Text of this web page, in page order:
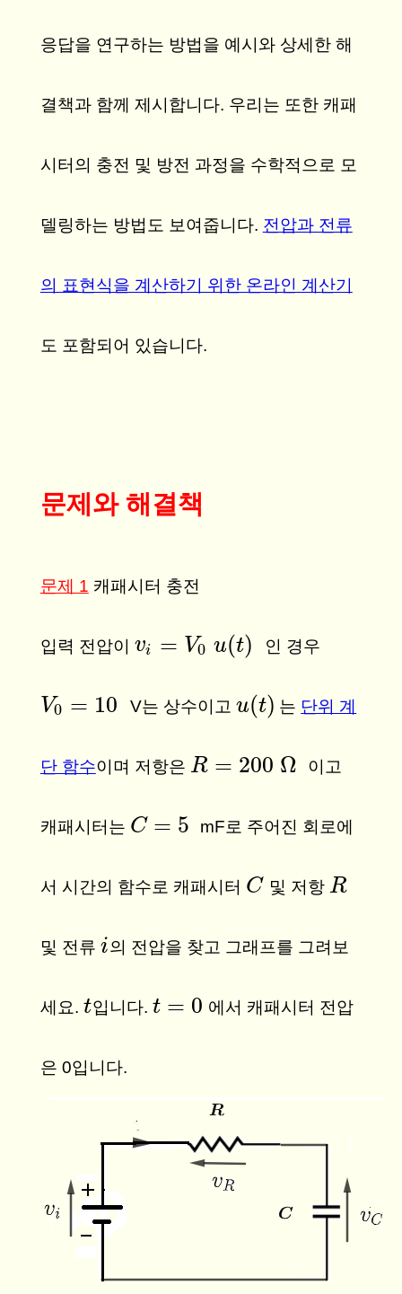
응답을 연구하는 방법을 예시와 상세한 해
결책과 함께 제시합니다. 우리는 또한 캐패
시터의 충전 및 방전 과정을 수학적으로 모
델링하는 방법도 보여줍니다. 전압과 전류
의 표현식을 계산하기 위한 온라인 계산기
도 포함되어 있습니다.
문제와 해결책
문제 1 캐패시터 충전
입력 전압이 vi = V0 u(t)
vi= V0 u(t) 인 경우
V0 = 10
V0 =10 V는 상수이고 u(t)
u(t) 는 단위 계
단 함수이며 저항은 R = 200 Ω
R= 200Ω 이고
캐패시터는 C = 5
C= 5 mF로 주어진 회로에
서 시간의 함수로 캐패시터 C
C 및 저항 R
R
및 전류 i
i 의 전압을 찾고 그래프를 그려보
세요. t
t 입니다. t = 0
t=0 에서 캐패시터 전압
은 0입니다.